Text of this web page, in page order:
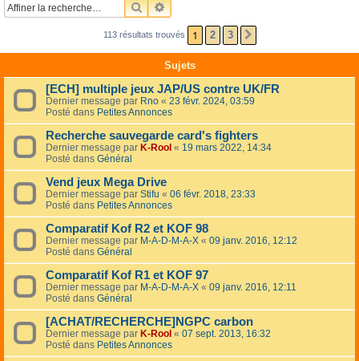
h
r
RECHERCHER
RECHERCHE AVANCÉE
113 résultats trouvés 1 2 3
Sujets
[ECH] multiple jeux JAP/US contre UK/FR
Dernier message par Rno « 23 févr. 2024, 03:59
Posté dans Petites Annonces
Recherche sauvegarde card's fighters
Dernier message par K-Rool « 19 mars 2022, 14:34
Posté dans Général
Vend jeux Mega Drive
Dernier message par Stifu « 06 févr. 2018, 23:33
Posté dans Petites Annonces
Comparatif Kof R2 et KOF 98
Dernier message par M-A-D-M-A-X « 09 janv. 2016, 12:12
Posté dans Général
Comparatif Kof R1 et KOF 97
Dernier message par M-A-D-M-A-X « 09 janv. 2016, 12:11
Posté dans Général
[ACHAT/RECHERCHE]NGPC carbon
Dernier message par K-Rool « 07 sept. 2013, 16:32
Posté dans Petites Annonces